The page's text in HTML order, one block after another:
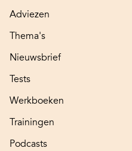
Adviezen
Thema's
Nieuwsbrief
Tests
Werkboeken
Trainingen
Podcasts